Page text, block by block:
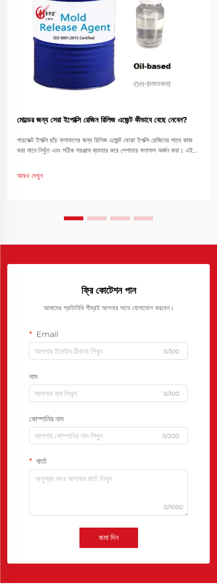
মোল্ডের জন্য সেরা ইপোক্সি রেজিন রিলিজ এজেন্ট কীভাবে বেছে নেবেন?
পারফেক্ট ইপক্সি ছাঁচ ফলাফলের জন্য রিলিজ এজেন্ট বোঝা ইপক্সি রেজিনের সাথে কাজ
করা মানে নিখুঁত এবং সঠিক সরঞ্জাম ব্যবহার করে পেশাদার ফলাফল অর্জন করা। এই
আরও দেখুন
ফ্রি কোটেশন পান
আমাদের প্রতিনিধি শীঘ্রই আপনার সাথে যোগাযোগ করবেন।
Email
0/100
নাম
0/100
কোম্পানির নাম
0/200
বার্তা
0/1000
জমা দিন